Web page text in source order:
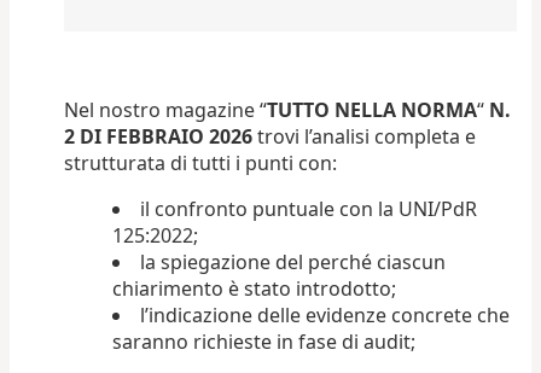
Nel nostro magazine “TUTTO NELLA NORMA“ N.
2 DI FEBBRAIO 2026trovi l’analisi completa e
strutturata di tutti i punti con:
il confronto puntuale con la UNI/PdR
125:2022;
la spiegazione del perché ciascun
chiarimento è stato introdotto;
l’indicazione delle evidenze concrete che
saranno richieste in fase di audit;